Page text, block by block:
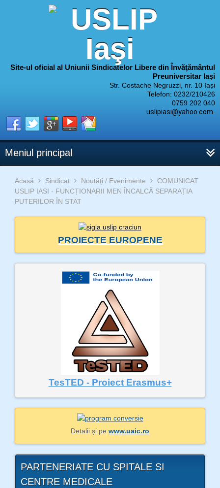
Site-ul oficial al Uniunii Sindicatelor Libere din Învăţământul
Preuniversitar Iaşi
Str. Costache Negruzzi, nr. 10 Iași
Telefon: 0232/210426
0759 202 040
uslipiasi@yahoo.com
Meniul principal
Acasă Sindicat Noutăţi / Evenimente
COMUNICAT
USLIP IASI - FUNCȚIONARII MEN ÎNCALCĂ SEPARAȚIA
PUTERILOR ÎN STAT
PROIECTE EUROPENE
TesTED - Proiect Erasmus+
Detalii și pe www.uaic.ro
PARTENERIATE CU SPITALE SI
CENTRE MEDICALE